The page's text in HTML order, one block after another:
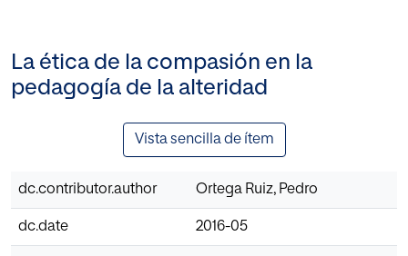
La ética de la compasión en la
pedagogía de la alteridad
Vista sencilla de ítem
dc.contributor.author Ortega Ruiz, Pedro
dc.date 2016-05